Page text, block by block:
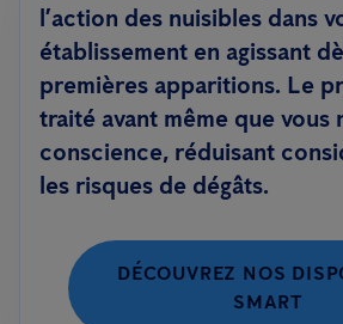
l’action des nuisibles dans
établissement en agissant
premières apparitions. Le
traité avant même que vous
conscience, réduisant
les risques de dégâts.
DÉCOUVREZ NOS
SMART